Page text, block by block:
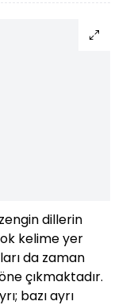
dillerin
kelime yer
da zaman
çıkmaktadır.
bazı ayrı